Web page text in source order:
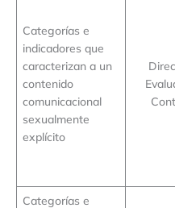
Categorías e
indicadores que
caracterizan a un
contenido
comunicacional
sexualmente
explícito
Categorías e